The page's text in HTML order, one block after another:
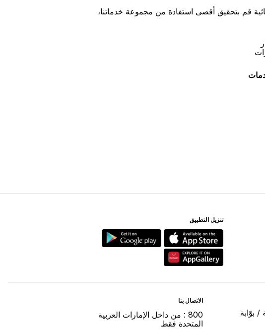
ﻗﻢ ﺑﺘﺤﻘﻴﻖ ﺃﻗﺼﻰ اﺳﺘﻔﺎﺩﺓ ﻣﻦ ﻣﺠﻤﻮﻋﺔ ﺧﺪﻣﺎﺗﻨﺎ،
ﺗﻨﺰﻳﻞ اﻟﺘﻄﺒﻴﻖ
/ ﺑﻮّاﺑﺔ
اﻻﺗﺼﺎﻝ ﺑﻨﺎ
800 : ﻣﻦ ﺩاﺧﻞ اﻹﻣﺎﺭاﺕ اﻟﻌﺮﺑﻴﺔ
اﻟﻤﺘﺤﺪﺓ ﻓﻘﻂ